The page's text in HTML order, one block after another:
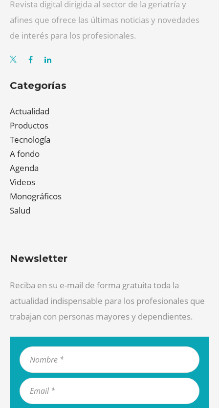
Revista digital dirigida al sector de la geriatría y
afines que ofrece las últimas noticias y novedades
de interés para los profesionales.
Categorías
Actualidad
Productos
Tecnología
A fondo
Agenda
Videos
Monográficos
Salud
Newsletter
Reciba en su e-mail de forma gratuita toda la
actualidad indispensable para los profesionales que
trabajan con personas mayores y dependientes.